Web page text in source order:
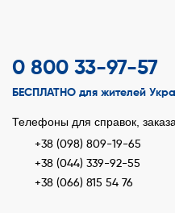
0 800 33-97-57
БЕСПЛАТНО для жителей
Телефоны для справок,
+38 (098) 809-19-65
+38 (044) 339-92-55
+38 (066) 815 54 76